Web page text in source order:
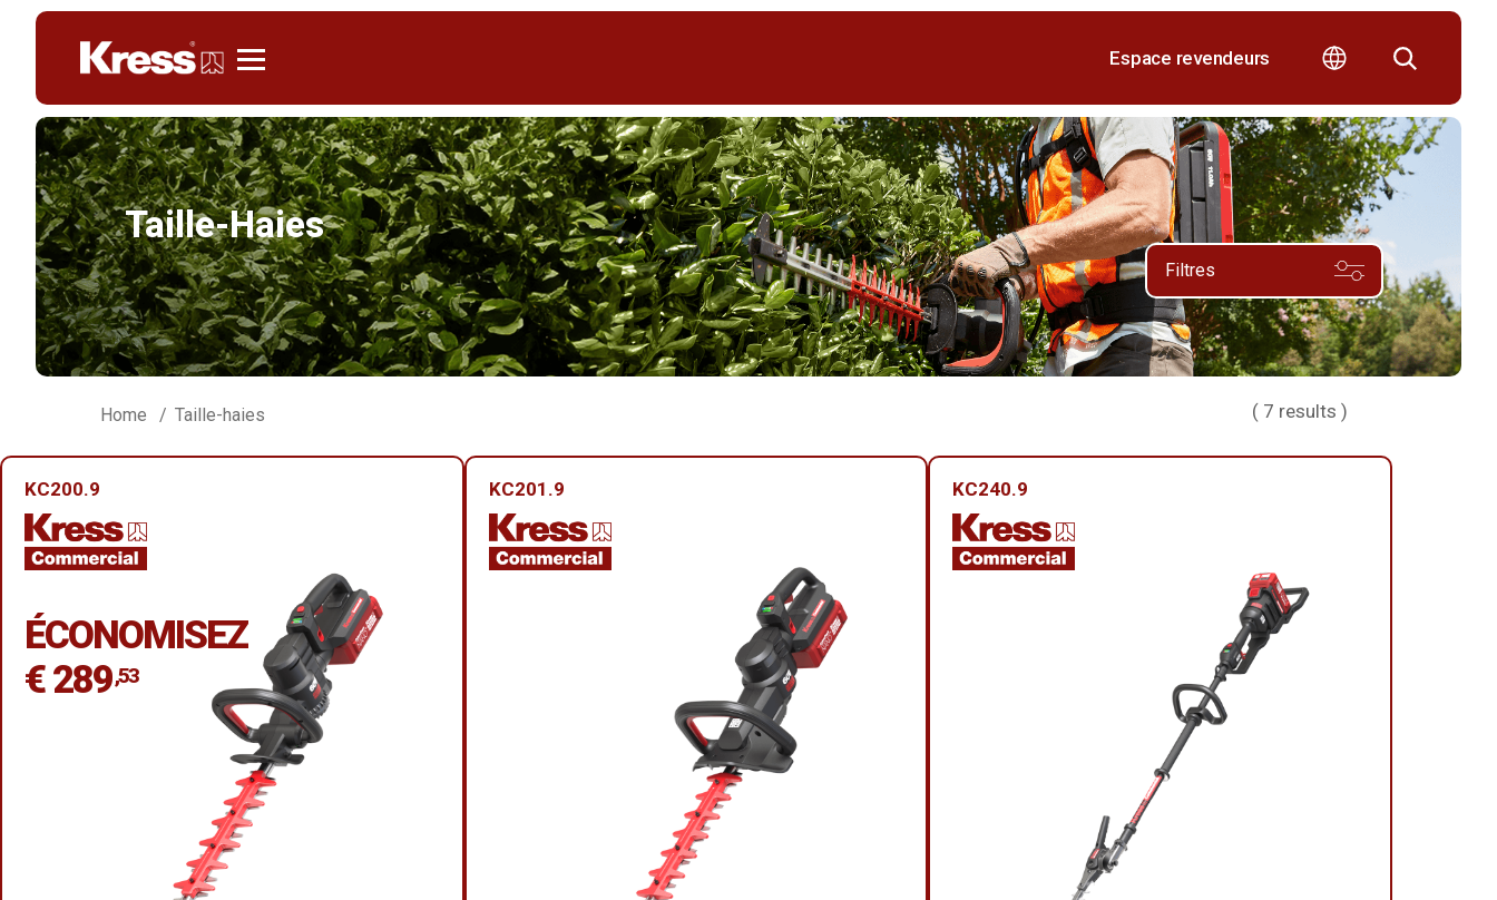
Espace revendeurs
Taille-Haies
Filtres
Home Taille-haies ( 7 results )
KC200.9
ÉCONOMISEZ
€ 289,53
KC201.9 KC240.9